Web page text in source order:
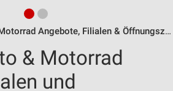
Angebote, Filialen & Öffnungszeiten
& Motorrad
und